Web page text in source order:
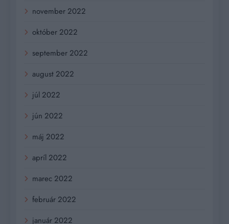
november 2022
október 2022
september 2022
august 2022
júl 2022
jún 2022
máj 2022
apríl 2022
marec 2022
február 2022
január 2022